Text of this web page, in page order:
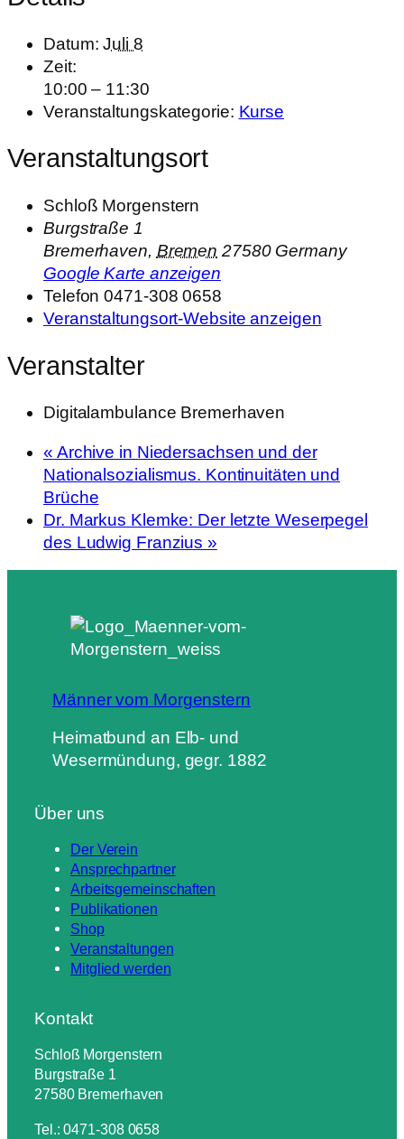
Datum: Juli 8
Zeit:
10:00 – 11:30
Veranstaltungskategorie: Kurse
Veranstaltungsort
Schloß Morgenstern
Burgstraße 1
Bremerhaven, Bremen 27580 Germany
Google Karte anzeigen
Telefon 0471-308 0658
Veranstaltungsort-Website anzeigen
Veranstalter
Digitalambulance Bremerhaven
« Archive in Niedersachsen und der
Nationalsozialismus. Kontinuitäten und
Brüche
Dr. Markus Klemke: Der letzte Weserpegel
des Ludwig Franzius »
Männer vom Morgenstern
Heimatbund an Elb- und
Wesermündung, gegr. 1882
Über uns
Der Verein
Ansprechpartner
Arbeitsgemeinschaften
Publikationen
Shop
Veranstaltungen
Mitglied werden
Kontakt
Schloß Morgenstern
Burgstraße 1
27580 Bremerhaven
Tel.: 0471-308 0658